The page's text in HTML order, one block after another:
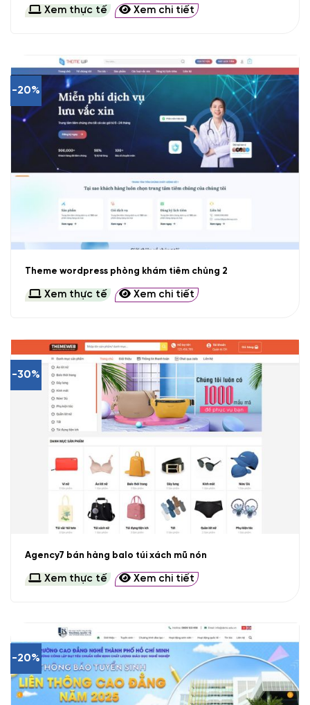
Xem thực tế Xem chi tiết
-20%
Theme wordpress phòng khám tiêm chủng 2
Xem thực tế Xem chi tiết
-30%
Agency7 bán hàng balo túi xách mũ nón
Xem thực tế Xem chi tiết
-20%